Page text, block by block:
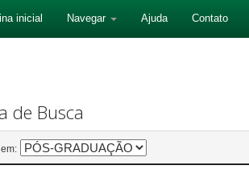
inicial Navegar Ajuda Contato
de Busca